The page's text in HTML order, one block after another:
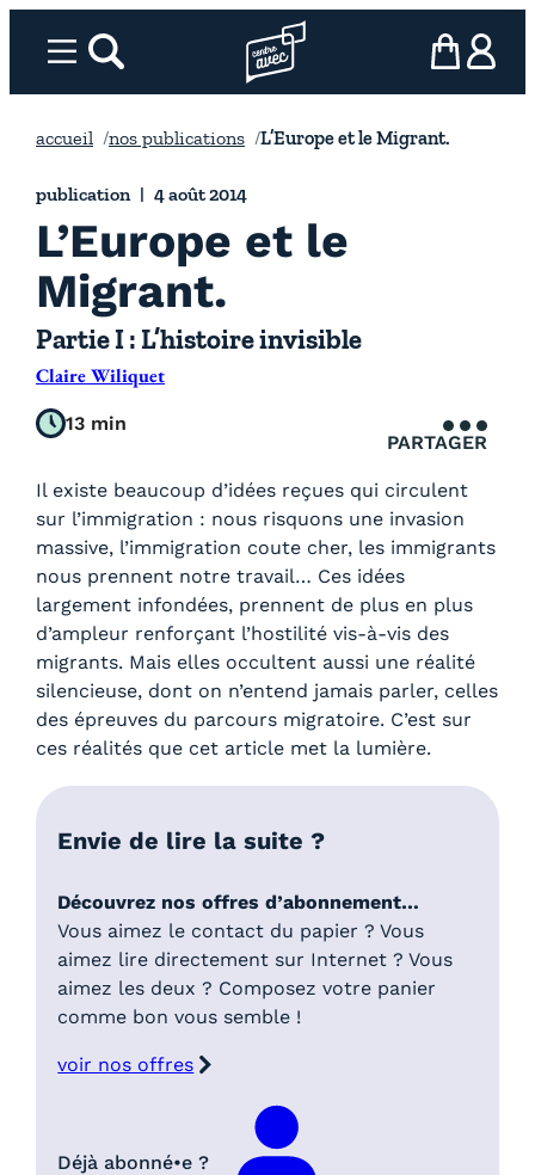
Menurechercher Page d’accueil l’association
mon panier
ma
accueil nos publications L’Europe et le Migrant.
publication 4 août 2014
L’Europe et le
Migrant.
Partie I : L’histoire invisible
Claire Wiliquet
13 min
PARTAGER
Il existe beaucoup d’idées reçues qui circulent
sur l’immigration : nous risquons une invasion
massive, l’immigration coute cher, les immigrants
nous prennent notre travail… Ces idées
largement infondées, prennent de plus en plus
d’ampleur renforçant l’hostilité vis-à-vis des
migrants. Mais elles occultent aussi une réalité
silencieuse, dont on n’entend jamais parler, celles
des épreuves du parcours migratoire. C’est sur
ces réalités que cet article met la lumière.
Envie de lire la suite ?
Découvrez nos offres d’abonnement…
Vous aimez le contact du papier ? Vous
aimez lire directement sur Internet ? Vous
aimez les deux ? Composez votre panier
comme bon vous semble !
voir nos offres
Déjà abonné•e ?